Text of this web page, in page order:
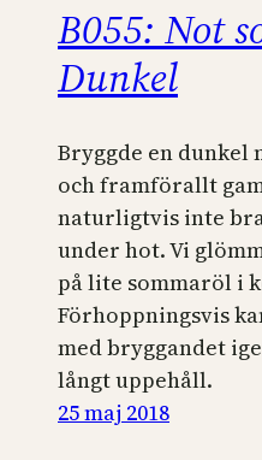
B055: Not
Dunkel
Bryggde en dunkel
och framförallt
naturligtvis inte
under hot. Vi
på lite sommaröl i
Förhoppningsvis
med bryggandet
långt uppehåll.
25 maj 2018